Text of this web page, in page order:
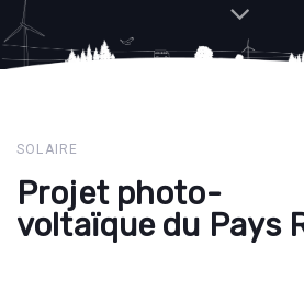
SOLAIRE
Projet photo-
voltaïque du Pays